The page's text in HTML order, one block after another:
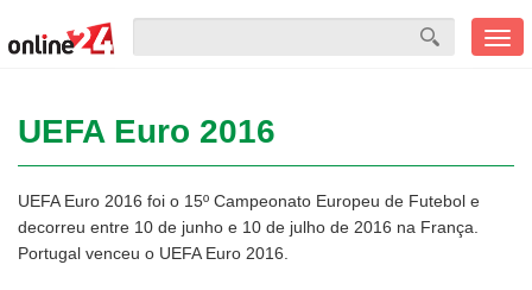
UEFA Euro 2016
UEFA Euro 2016 foi o 15º Campeonato Europeu de Futebol e
decorreu entre 10 de junho e 10 de julho de 2016 na França.
Portugal venceu o UEFA Euro 2016.